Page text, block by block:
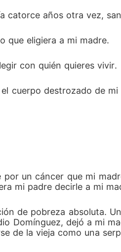
cuerpo destrozado de
catorce años otra vez,
que eligiera a mi madre.
con quién quieres vivir.
cuerpo destrozado de
un cáncer que mi
mi padre decirle a mi
de pobreza absoluta.
Domínguez, dejó a mi
de la vieja como una